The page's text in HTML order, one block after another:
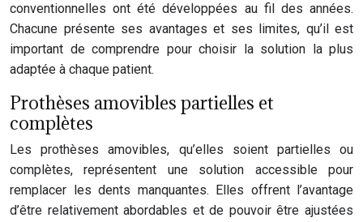
conventionnelles ont été développées au fil des années.
Chacune présente ses avantages et ses limites, qu’il est
important de comprendre pour choisir la solution la plus
adaptée à chaque patient.
Prothèses amovibles partielles et
complètes
Les prothèses amovibles, qu’elles soient partielles ou
complètes, représentent une solution accessible pour
remplacer les dents manquantes. Elles offrent l’avantage
d’être relativement abordables et de pouvoir être ajustées